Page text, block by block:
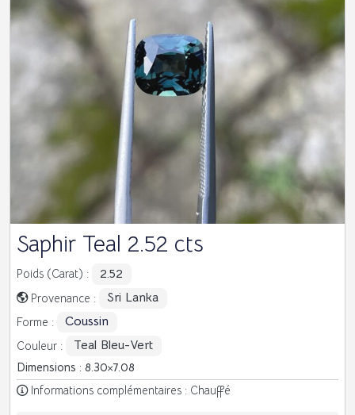
Saphir Teal 2.52 cts
Poids (Carat) : 2.52
Provenance : Sri Lanka
Forme : Coussin
Couleur : Teal Bleu-Vert
Dimensions : 8.30 7.08
Informations complémentaires : Chauffé